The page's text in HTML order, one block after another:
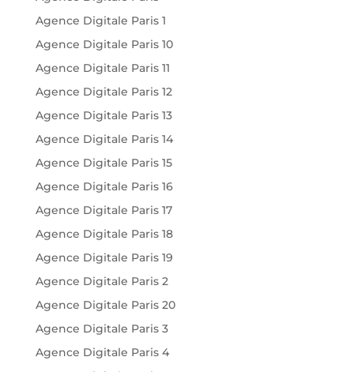
Agence Digitale Paris 1
Agence Digitale Paris 10
Agence Digitale Paris 11
Agence Digitale Paris 12
Agence Digitale Paris 13
Agence Digitale Paris 14
Agence Digitale Paris 15
Agence Digitale Paris 16
Agence Digitale Paris 17
Agence Digitale Paris 18
Agence Digitale Paris 19
Agence Digitale Paris 2
Agence Digitale Paris 20
Agence Digitale Paris 3
Agence Digitale Paris 4